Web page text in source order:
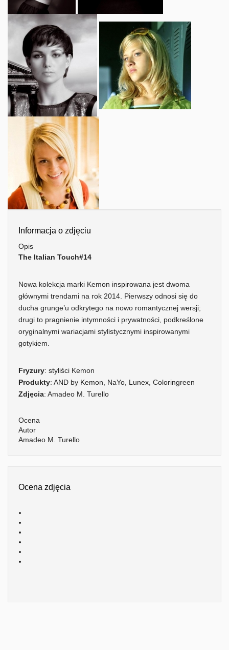
Informacja o zdjęciu
Opis
The Italian Touch#14
Nowa kolekcja marki Kemon inspirowana jest dwoma
głównymi trendami na rok 2014. Pierwszy odnosi się do
ducha grunge’u odkrytego na nowo romantycznej wersji;
drugi to pragnienie intymności i prywatności, podkreślone
oryginalnymi wariacjami stylistycznymi inspirowanymi
gotykiem.
Fryzury: styliści Kemon
Produkty: AND by Kemon, NaYo, Lunex, Coloringreen
Zdjęcia: Amadeo M. Turello
Ocena
Autor
Amadeo M. Turello
Ocena zdjęcia